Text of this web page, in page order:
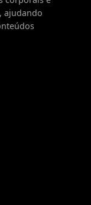
ajudando